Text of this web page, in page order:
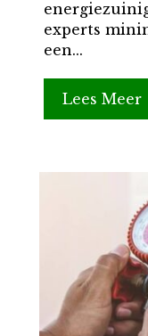
experts
een...
Lees Meer